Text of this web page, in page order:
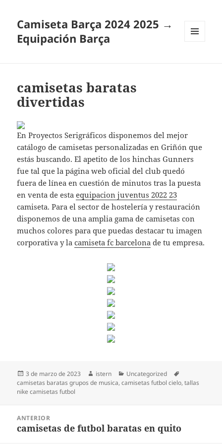
Camiseta Barça 2024 2025 →
Equipación Barça
camisetas baratas
divertidas
En Proyectos Serigráficos disponemos del mejor
catálogo de camisetas personalizadas en Griñón que
estás buscando. El apetito de los hinchas Gunners
fue tal que la página web oficial del club quedó
fuera de línea en cuestión de minutos tras la puesta
en venta de estaequipacion juventus 2022 23
camiseta. Para el sector de hostelería y restauración
disponemos de una amplia gama de camisetas con
muchos colores para que puedas destacar tu imagen
corporativa y lacamiseta fc barcelona de tu empresa.
Publicado
el
3 de marzo de 2023 Autor
istern Categorías
Uncategorized
camisetas baratas grupos de musica,camisetas futbol cielo,tallas
nike camisetas futbol
entradas
ANTERIOR
Entrada
camisetas de futbol baratas en quito